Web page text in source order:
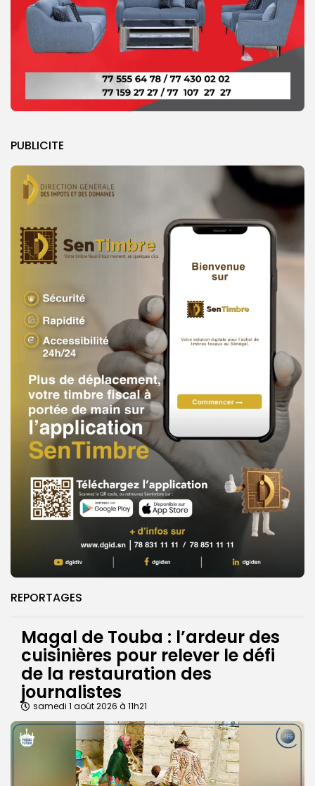
PUBLICITE
REPORTAGES
Magal de Touba : l’ardeur des
cuisinières pour relever le défi
de la restauration des
journalistes
samedi 1 août 2026 à 11h21